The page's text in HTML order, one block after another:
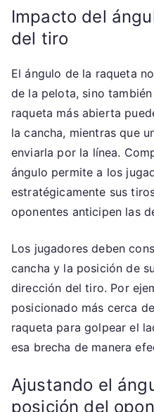
Impacto del
del tiro
El ángulo de la raqueta
de la pelota, sino
raqueta más abierta
la cancha, mientras que
enviarla por la línea.
ángulo permite a los
estratégicamente sus
oponentes anticipen las
Los jugadores deben
cancha y la posición de
dirección del tiro. Por
posicionado más cerca
raqueta para golpear el
esa brecha de manera
Ajustando el
posición del